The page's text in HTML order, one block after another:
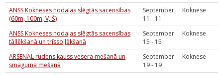
ANSS Kokneses nodaļas slēgtās sacensības
(60m, 100m, V, Š)
September
11 - 11
Koknese
ANSS Kokneses nodaļas slēgtās sacensības
tāllēkšanā un trīssoļlēkšanā
September
15 - 15
Koknese
ARSENAL rudens kauss vesera mešanā un
smaguma mešanā
September
19 - 19
Koknese